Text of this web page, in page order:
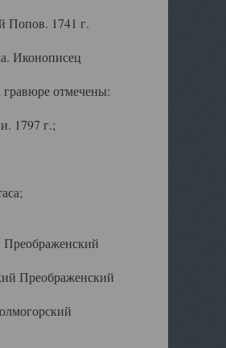
Попов. 1741 г.
Иконописец
отмечены:
1797 г.;
Преображенский